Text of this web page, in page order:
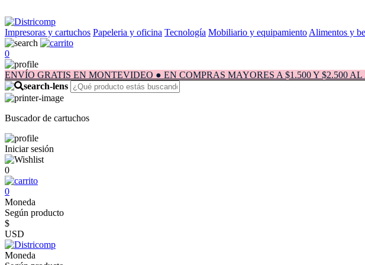
Impresoras y cartuchos Papeleria y oficina Tecnología Mobiliario y equipamiento Alimentos y
0
ENVÍO GRATIS EN MONTEVIDEO ● EN COMPRAS MAYORES A $1.500 Y $2.500 AL
Buscador de cartuchos
Iniciar sesión
0
0
Moneda
Según producto
$
USD
Moneda